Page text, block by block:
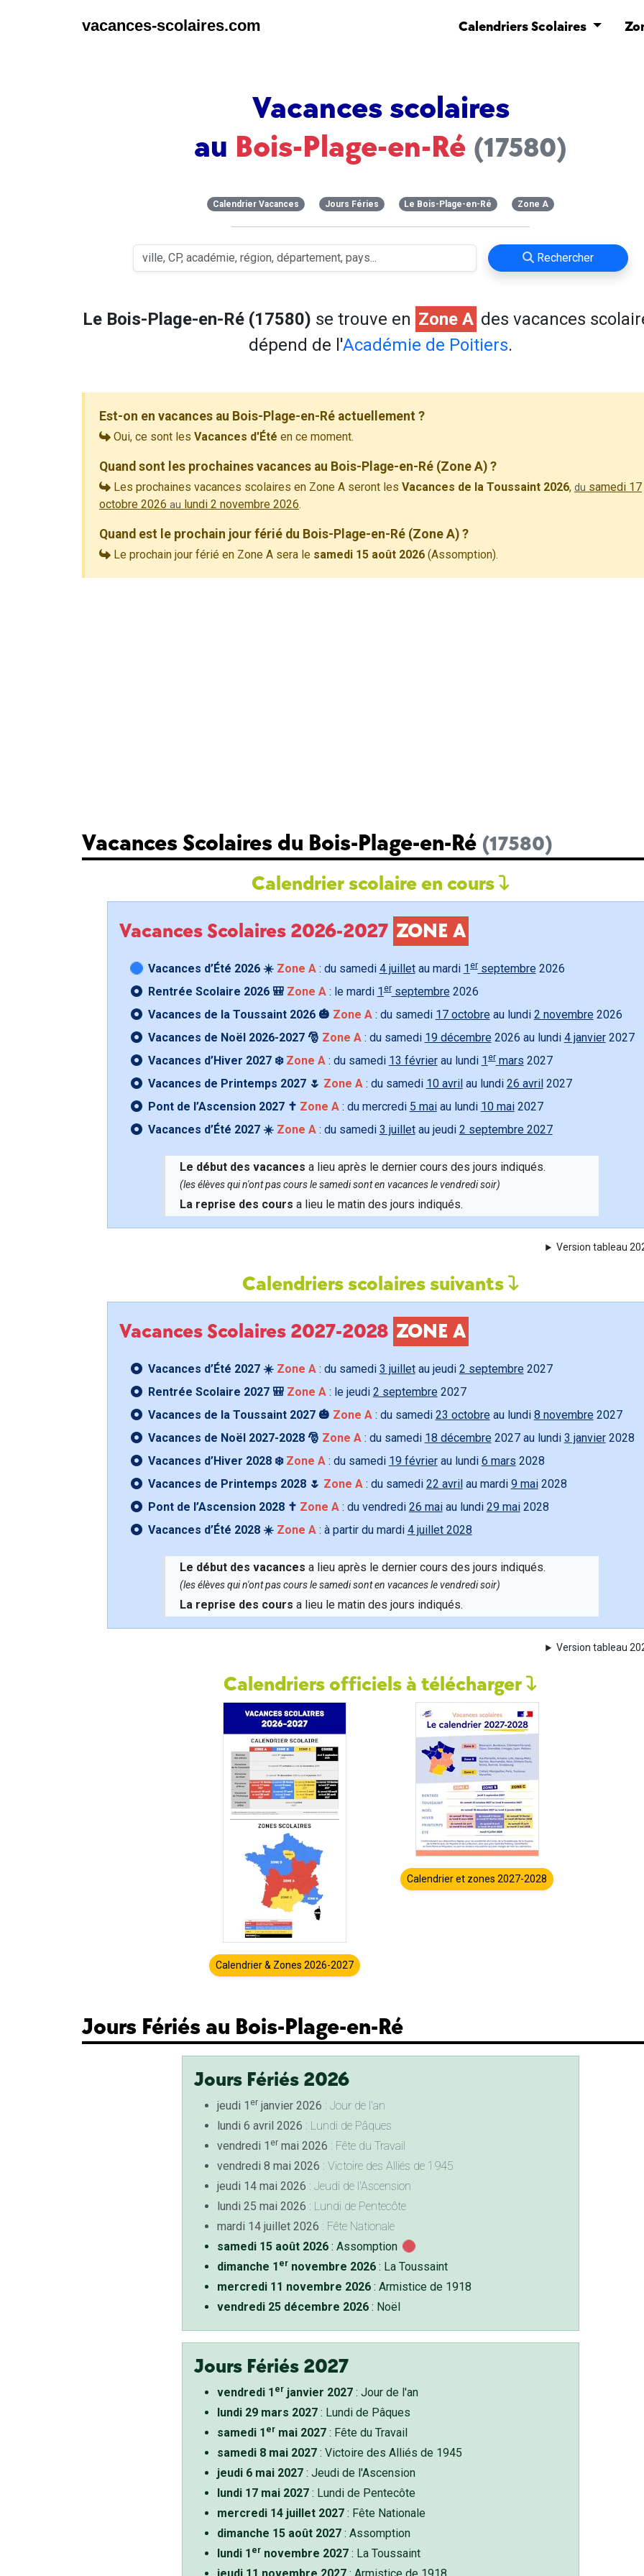
vacances-scolaires.com Calendriers Scolaires
Vacances scolaires
au Bois-Plage-en-Ré (17580)
Calendrier Vacances Jours Féries Le Bois-Plage-en-Ré Zone A
Rechercher
Le Bois-Plage-en-Ré (17580) se trouve en Zone A des vacances
dépend de l'Académie de Poitiers.
Est-on en vacances au Bois-Plage-en-Ré actuellement ?
Oui, ce sont les Vacances d'Été en ce moment.
Quand sont les prochaines vacances au Bois-Plage-en-Ré (Zone A) ?
Les prochaines vacances scolaires en Zone A seront les Vacances de la Toussaint 2026, du samedi 17
octobre 2026 au lundi 2 novembre 2026.
Quand est le prochain jour férié du Bois-Plage-en-Ré (Zone A) ?
Le prochain jour férié en Zone A sera le samedi 15 août 2026 (Assomption).
Vacances Scolaires du Bois-Plage-en-Ré (17580)
Calendrier scolaire en cours
Vacances Scolaires 2026-2027 ZONE A
Vacances d’Été 2026 ☀️ Zone A: du samedi 4 juilletau mardi 1 erseptembre 2026
Rentrée Scolaire 2026 🎒 Zone A: le mardi 1erseptembre 2026
Vacances de la Toussaint 2026 🎃 Zone A: du samedi 17 octobre au lundi 2 novembre 2026
Vacances de Noël 2026-2027 🎅 Zone A: du samedi 19 décembre 2026 au lundi 4 janvier2027
Vacances d’Hiver 2027 ❄️ Zone A: du samedi 13 févrierau lundi 1ermars 2027
Vacances de Printemps 2027 🌷 Zone A: du samedi 10 avril au lundi 26 avril 2027
Pont de l’Ascension 2027 ✝️ Zone A: du mercredi 5 maiau lundi 10 mai2027
Vacances d’Été 2027 ☀️ Zone A: du samedi 3 juilletau jeudi 2 septembre 2027
Le début des vacances a lieu après le dernier cours des jours indiqués.
(les élèves qui n'ont pas cours le samedi sont en vacances le vendredi soir)
La reprise des cours a lieu le matin des jours indiqués.
Version tableau
Calendriers scolaires suivants
Vacances Scolaires 2027-2028 ZONE A
Vacances d’Été 2027 ☀️ Zone A: du samedi 3 juilletau jeudi 2 septembre 2027
Rentrée Scolaire 2027 🎒 Zone A: le jeudi 2 septembre 2027
Vacances de la Toussaint 2027 🎃 Zone A: du samedi 23 octobre au lundi 8 novembre 2027
Vacances de Noël 2027-2028 🎅 Zone A: du samedi 18 décembre 2027 au lundi 3 janvier2028
Vacances d’Hiver 2028 ❄️ Zone A: du samedi 19 févrierau lundi 6 mars 2028
Vacances de Printemps 2028 🌷 Zone A: du samedi 22 avril au mardi 9 mai2028
Pont de l’Ascension 2028 ✝️ Zone A: du vendredi 26 maiau lundi 29 mai2028
Vacances d’Été 2028 ☀️ Zone A: à partir du mardi 4 juillet 2028
Le début des vacances a lieu après le dernier cours des jours indiqués.
(les élèves qui n'ont pas cours le samedi sont en vacances le vendredi soir)
La reprise des cours a lieu le matin des jours indiqués.
Version tableau
Calendriers officiels à télécharger
Calendrier & Zones 2026-2027
Calendrier et zones 2027-2028
Jours Fériés au Bois-Plage-en-Ré
Jours Fériés 2026
jeudi 1 erjanvier 2026 : Jour de l'an
lundi 6 avril 2026 : Lundi de Pâques
vendredi 1 ermai 2026 : Fête du Travail
vendredi 8 mai 2026 : Victoire des Alliés de 1945
jeudi 14 mai 2026 : Jeudi de l'Ascension
lundi 25 mai 2026 : Lundi de Pentecôte
mardi 14 juillet 2026 : Fête Nationale
samedi 15 août 2026: Assomption
dimanche 1 ernovembre 2026: La Toussaint
mercredi 11 novembre 2026: Armistice de 1918
vendredi 25 décembre 2026: Noël
Jours Fériés 2027
vendredi 1 erjanvier 2027: Jour de l'an
lundi 29 mars 2027: Lundi de Pâques
samedi 1 ermai 2027: Fête du Travail
samedi 8 mai 2027: Victoire des Alliés de 1945
jeudi 6 mai 2027: Jeudi de l'Ascension
lundi 17 mai 2027: Lundi de Pentecôte
mercredi 14 juillet 2027: Fête Nationale
dimanche 15 août 2027: Assomption
lundi 1 ernovembre 2027: La Toussaint
jeudi 11 novembre 2027: Armistice de 1918